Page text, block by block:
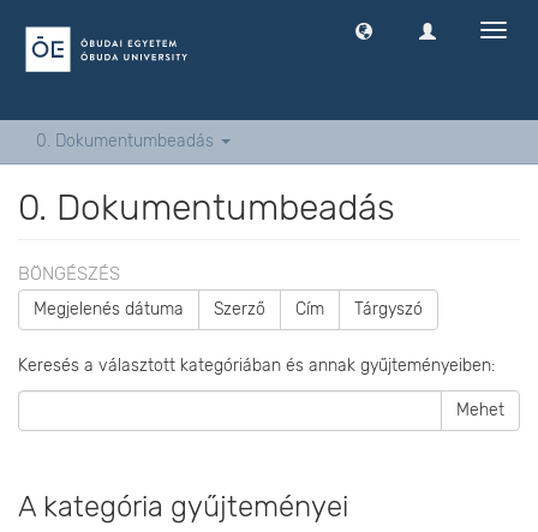
0. Dokumentumbeadás
0. Dokumentumbeadás
BÖNGÉSZÉS
Megjelenés dátuma Szerző Cím Tárgyszó
Keresés a választott kategóriában és annak gyűjteményeiben:
Mehet
A kategória gyűjteményei